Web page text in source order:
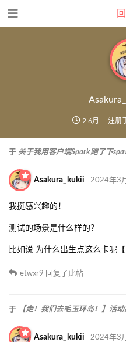
2 6月 注册
于 关于我用客户端Spark跑了下
Asakura_kukii 2024年3
我挺感兴趣的！
测试的场景是什么样的？
比如说 为什么出生点这么卡呢【
etwxr9 回复了此帖
于 【走！我们去毛玉环岛！】活
Asakura_kukii 2024年3